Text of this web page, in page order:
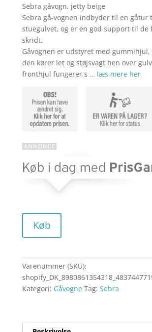
er:
kr.
Sebra gåvogn, jetty beige
Sebra gå-vognen indbyder til en gåtur
stuegulvet, og er en god support til de
skridt.
Gåvognen er udstyret med
den kører let og støjsvagt hen over
fronthjul fungerer s … læs mere her
Køb
Varenummer (SKU):
Kategori: Gåvogne Tag: Sebra